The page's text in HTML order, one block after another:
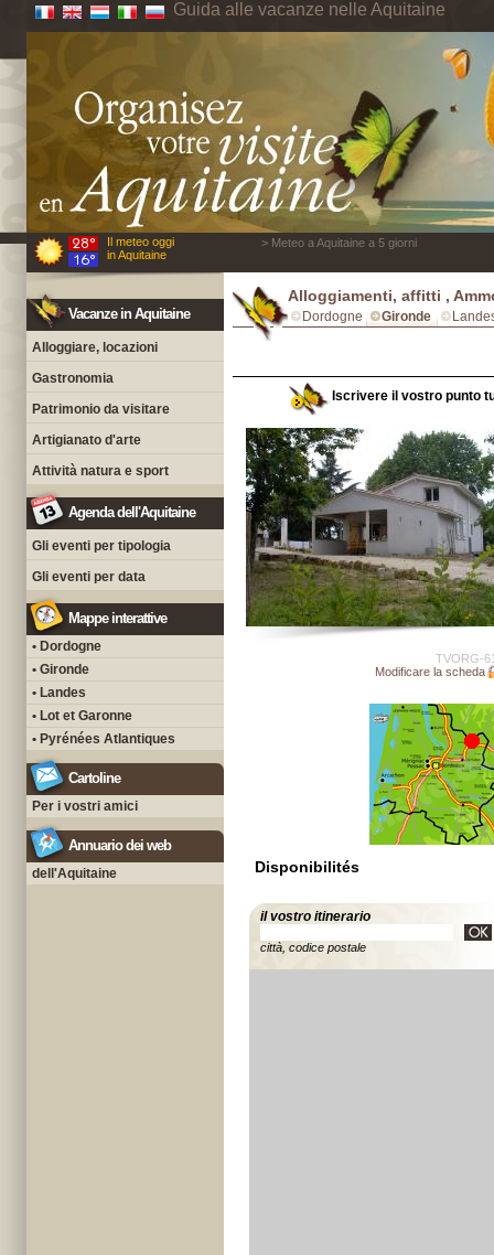
Guida alle vacanze nelle Aquitaine
Il meteo oggi
in Aquitaine
> Meteo a Aquitaine a 5 giorni
Vacanze in Aquitaine
Alloggiare, locazioni
Gastronomia
Patrimonio da visitare
Artigianato d'arte
Attività natura e sport
Agenda dell'Aquitaine
Gli eventi per tipologia
Gli eventi per data
Mappe interattive
• Dordogne
• Gironde
• Landes
• Lot et Garonne
• Pyrénées Atlantiques
Cartoline
Per i vostri amici
Annuario dei web
dell'Aquitaine
Alloggiamenti, affitti ,
Dordogne Gironde
Iscrivere il vostro punto
TVORG-
Modificare la scheda
Disponibilités
il vostro itinerario
città, codice postale